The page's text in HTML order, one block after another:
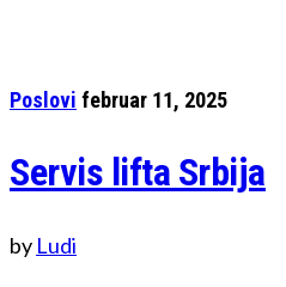
Poslovi februar 11, 2025
Servis lifta Srbija
by Ludi